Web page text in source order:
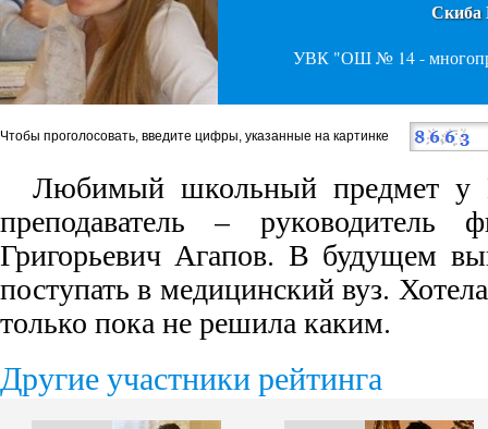
Скиба
УВК "ОШ № 14 -
Чтобы проголосовать, введите цифры, указанные на картинке
Любимый школьный предмет
преподаватель – руководитель
Григорьевич Агапов. В будущем
поступать в медицинский вуз.
только пока не решила каким.
Другие участники рейтинга